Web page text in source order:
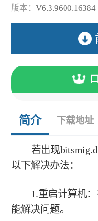
版本：V6.3.9600.16384
简介 下载地址
若出现
以下解决办法：
1.重启计算机
能解决问题。